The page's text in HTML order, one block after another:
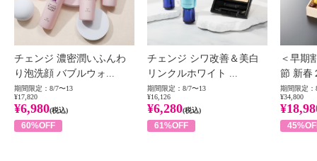
チェンジ 濃密潤いふんわ
り泡洗顔 バブルウォ...
期間限定：8/7〜13
¥17,820
¥6,980(税込)
60%OFF
チェンジ シワ改善＆美白
リンクルホワイト ...
期間限定：8/7〜13
¥16,126
¥6,280(税込)
61%OFF
＜早期
節 新春
期間限定：
¥34,800